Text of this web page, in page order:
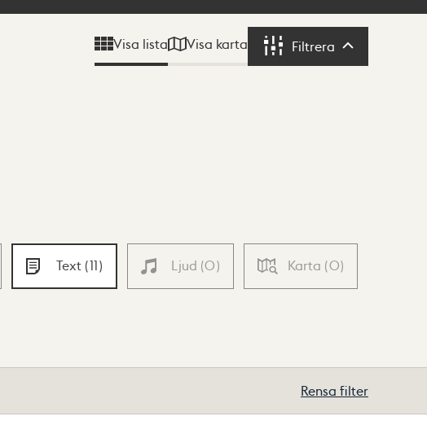
Visa lista Visa karta Filtrera Filtrera
Text (11) Ljud (0) Karta (0)
Rensa filter